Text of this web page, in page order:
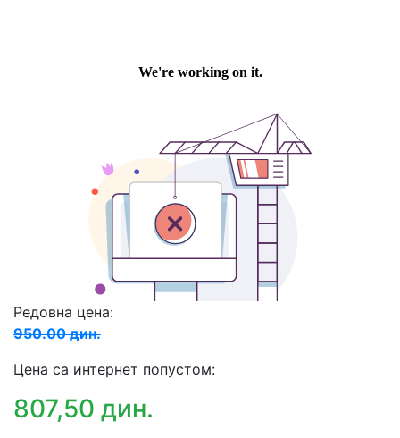
Редовна цена:
950.00 дин.
Цена са интернет попустом:
807,50 дин.